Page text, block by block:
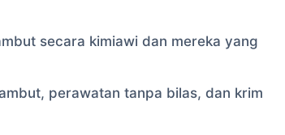
secara kimiawi dan mereka yang
perawatan tanpa bilas, dan krim